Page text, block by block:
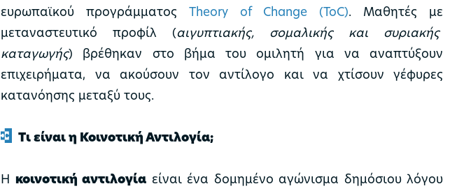
ευρωπαϊκού προγράμματος Theory of Change (ToC). Μαθητές με
μεταναστευτικό προφίλ (αιγυπτιακής, σομαλικής και συριακής
καταγωγής) βρέθηκαν στο βήμα του ομιλητή για να αναπτύξουν
επιχειρήματα, να ακούσουν τον αντίλογο και να χτίσουν γέφυρες
κατανόησης μεταξύ τους.
Τι είναι η Κοινοτική Αντιλογία;
Η κοινοτική αντιλογία είναι ένα δομημένο αγώνισμα δημόσιου λόγου